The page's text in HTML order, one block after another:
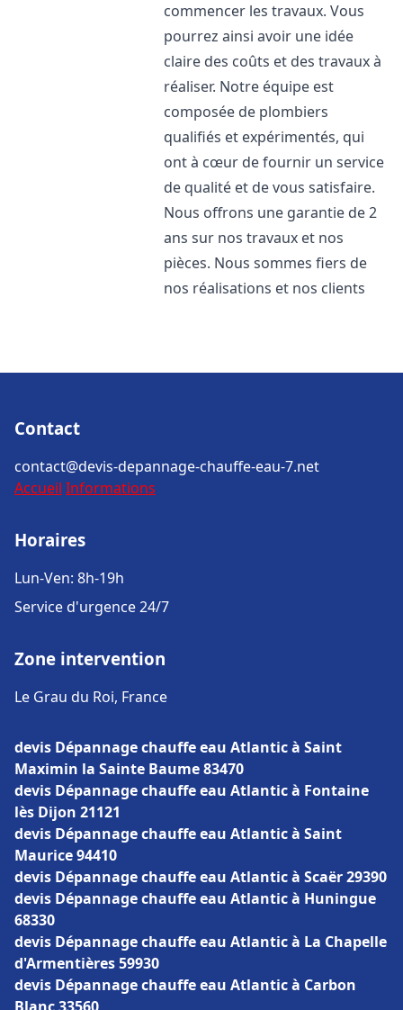
commencer les travaux. Vous
pourrez ainsi avoir une idée
claire des coûts et des travaux à
réaliser. Notre équipe est
composée de plombiers
qualifiés et expérimentés, qui
ont à cœur de fournir un service
de qualité et de vous satisfaire.
Nous offrons une garantie de 2
ans sur nos travaux et nos
pièces. Nous sommes fiers de
nos réalisations et nos clients
Contact
contact@devis-depannage-chauffe-eau-7.net
Accueil Informations
Horaires
Lun-Ven: 8h-19h
Service d'urgence 24/7
Zone intervention
Le Grau du Roi, France
devis Dépannage chauffe eau Atlantic à Saint
Maximin la Sainte Baume 83470
devis Dépannage chauffe eau Atlantic à Fontaine
lès Dijon 21121
devis Dépannage chauffe eau Atlantic à Saint
Maurice 94410
devis Dépannage chauffe eau Atlantic à Scaër 29390
devis Dépannage chauffe eau Atlantic à Huningue
68330
devis Dépannage chauffe eau Atlantic à La Chapelle
d'Armentières 59930
devis Dépannage chauffe eau Atlantic à Carbon